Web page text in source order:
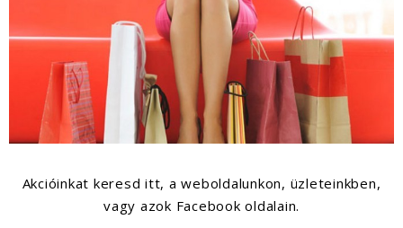
Akcióinkat keresd itt, a weboldalunkon, üzleteinkben,
vagy azok Facebook oldalain.